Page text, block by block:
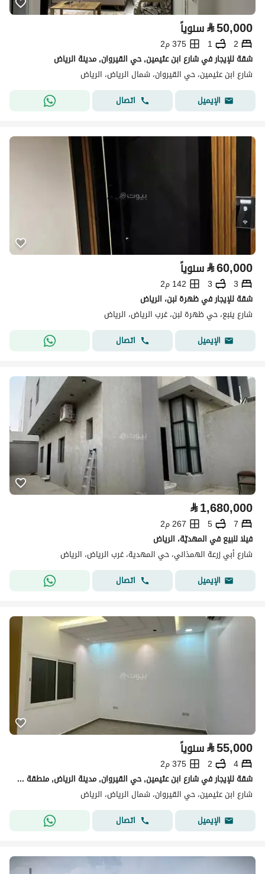
⃁50,000 سنوياً
2
1
375 م2
شقة للإيجار في شارع ابن عثيمين, حي القيروان, مدينة الرياض
شارع ابن عثيمين، حي القيروان، شمال الرياض، الرياض
الإيميل
اتصال
⃁60,000 سنوياً
3
3
142 م2
شقة للإيجار في ظهرة لبن، الرياض
شارع ينبع، حي ظهرة لبن، غرب الرياض، الرياض
الإيميل
اتصال
⃁1,680,000
7
5
267 م2
فيلا للبيع في المهديّة، الرياض
شارع أبي زرعة الهمذاني، حي المهدية، غرب الرياض، الرياض
الإيميل
اتصال
⃁55,000 سنوياً
4
2
375 م2
شقة للإيجار في شارع ابن عثيمين, حي القيروان, مدينة الرياض, منطقة الرياض
شارع ابن عثيمين، حي القيروان، شمال الرياض، الرياض
الإيميل
اتصال